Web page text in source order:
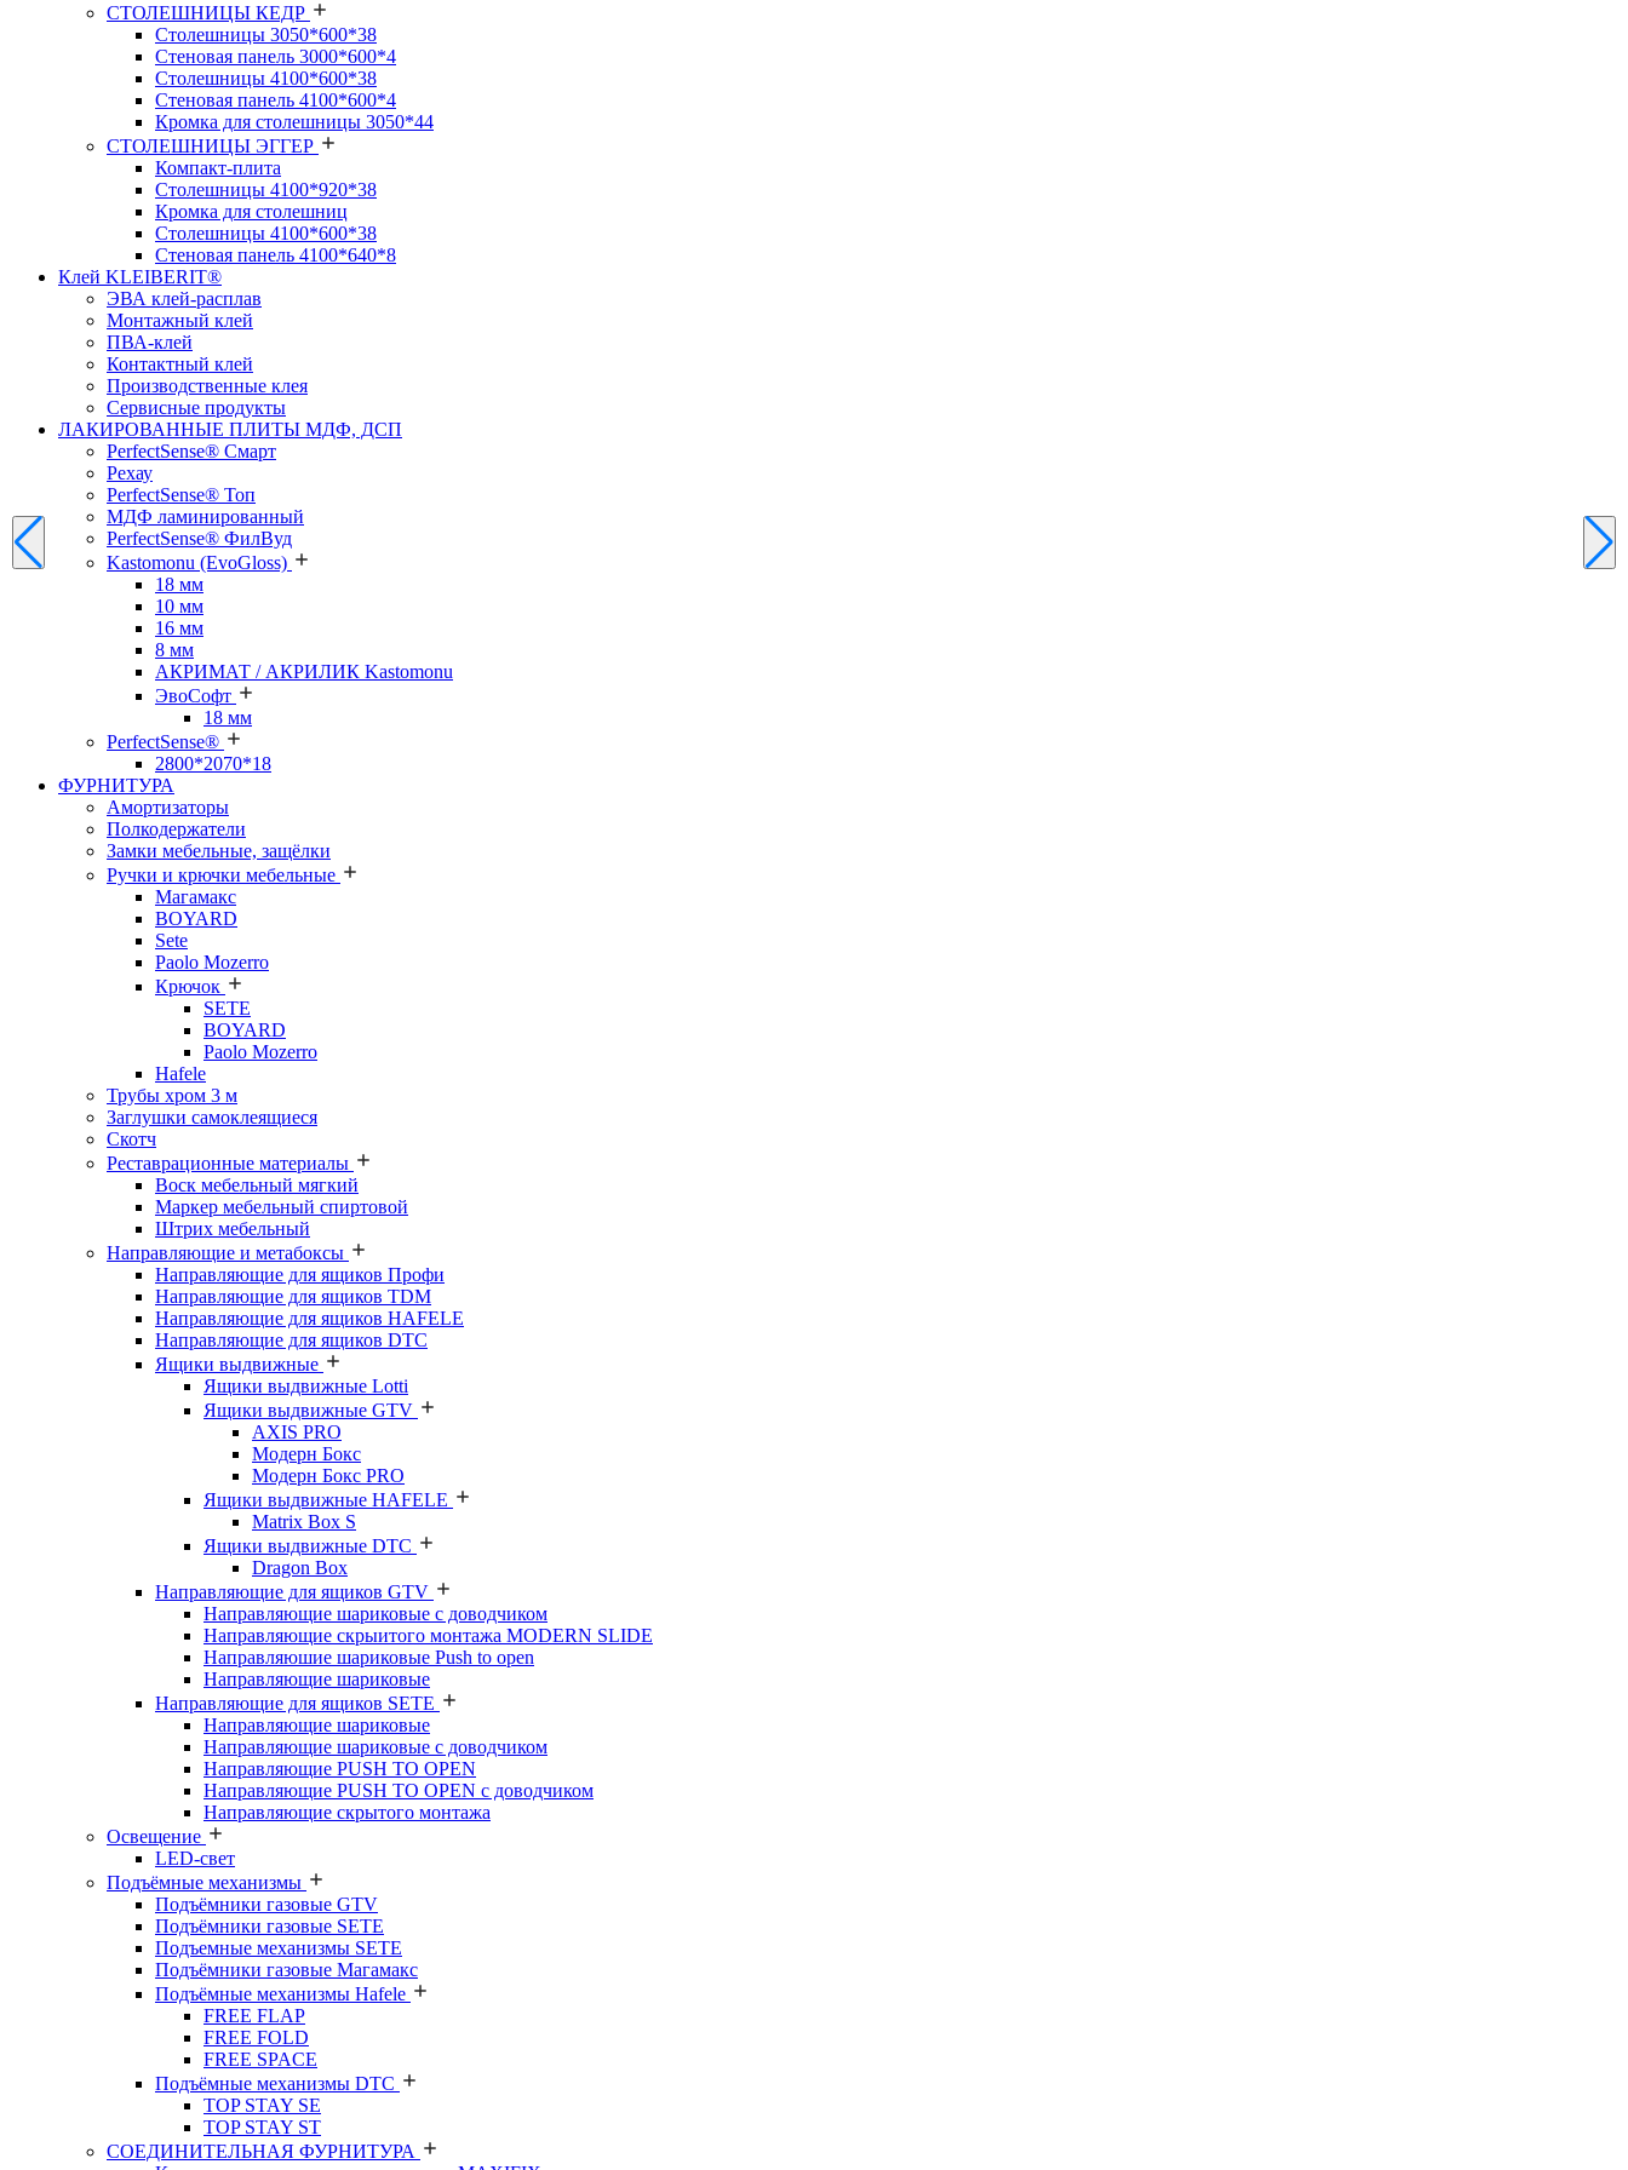
СТОЛЕШНИЦЫ КЕДР
Столешницы 3050*600*38
Стеновая панель 3000*600*4
Столешницы 4100*600*38
Стеновая панель 4100*600*4
Кромка для столешницы 3050*44
СТОЛЕШНИЦЫ ЭГГЕР
Компакт-плита
Столешницы 4100*920*38
Кромка для столешниц
Столешницы 4100*600*38
Стеновая панель 4100*640*8
Клей KLEIBERIT®
ЭВА клей-расплав
Монтажный клей
ПВА-клей
Контактный клей
Производственные клея
Сервисные продукты
ЛАКИРОВАННЫЕ ПЛИТЫ МДФ, ДСП
PerfectSense® Смарт
Рехау
PerfectSense® Топ
МДФ ламинированный
PerfectSense® ФилВуд
Kastomonu (EvoGloss)
18 мм
10 мм
16 мм
8 мм
АКРИМАТ / АКРИЛИК Kastomonu
ЭвоСофт
18 мм
PerfectSense®
2800*2070*18
ФУРНИТУРА
Амортизаторы
Полкодержатели
Замки мебельные, защёлки
Ручки и крючки мебельные
Магамакс
BOYARD
Sete
Paolo Mozerro
Крючок
SETE
BOYARD
Paolo Mozerro
Hafele
Трубы хром 3 м
Заглушки самоклеящиеся
Скотч
Реставрационные материалы
Воск мебельный мягкий
Маркер мебельный спиртовой
Штрих мебельный
Направляющие и метабоксы
Направляющие для ящиков Профи
Направляющие для ящиков TDM
Направляющие для ящиков HAFELE
Направляющие для ящиков DTC
Ящики выдвижные
Ящики выдвижные Lotti
Ящики выдвижные GTV
AXIS PRO
Модерн Бокс
Модерн Бокс PRO
Ящики выдвижные HAFELE
Matrix Box S
Ящики выдвижные DTC
Dragon Box
Направляющие для ящиков GTV
Направляющие шариковые с доводчиком
Направляющие скрыитого монтажа MODERN SLIDE
Направляюшие шариковые Push to open
Направляющие шариковые
Направляющие для ящиков SETE
Направляющие шариковые
Направляющие шариковые с доводчиком
Направляющие PUSH TO OPEN
Направляющие PUSH TO OPEN с доводчиком
Направляющие скрытого монтажа
Освещение
LED-свет
Подъёмные механизмы
Подъёмники газовые GTV
Подъёмники газовые SETE
Подъемные механизмы SETE
Подъёмники газовые Магамакс
Подъёмные механизмы Hafele
FREE FLAP
FREE FOLD
FREE SPACE
Подъёмные механизмы DTC
TOP STAY SE
TOP STAY ST
СОЕДИНИТЕЛЬНАЯ ФУРНИТУРА